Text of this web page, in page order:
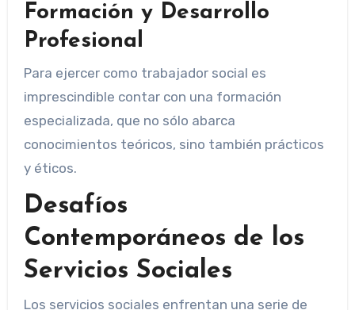
Formación y Desarrollo
Profesional
Para ejercer como trabajador social es
imprescindible contar con una formación
especializada, que no sólo abarca
conocimientos teóricos, sino también prácticos
y éticos.
Desafíos
Contemporáneos de los
Servicios Sociales
Los servicios sociales enfrentan una serie de